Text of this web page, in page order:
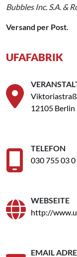
Bubbles Inc. S.A. &
Versand per Post.
UFAFABRIK
12105 Berlin
TELEFON
030 755 03 0
WEBSEITE
http://
EMAIL